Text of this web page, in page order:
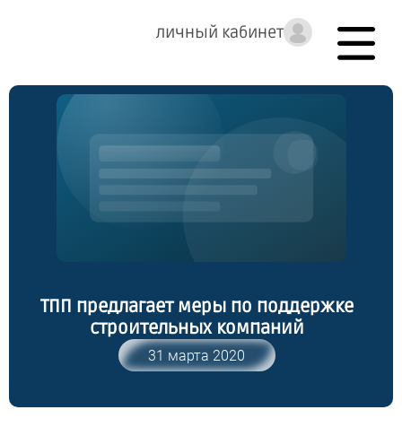
личный кабинет
ТПП предлагает меры по поддержке
строительных компаний
31 марта 2020